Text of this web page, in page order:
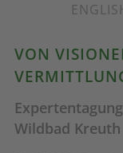
VON
Wildbad Kreuth